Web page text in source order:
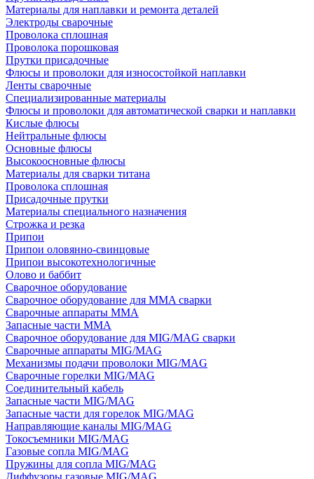
Материалы для наплавки и ремонта деталей
Электроды сварочные
Проволока сплошная
Проволока порошковая
Прутки присадочные
Флюсы и проволоки для износостойкой наплавки
Ленты сварочные
Специализированные материалы
Флюсы и проволоки для автоматической сварки и наплавки
Кислые флюсы
Нейтральные флюсы
Основные флюсы
Высокоосновные флюсы
Материалы для сварки титана
Проволока сплошная
Присадочные прутки
Материалы специального назначения
Строжка и резка
Припои
Припои оловянно-свинцовые
Припои высокотехнологичные
Олово и баббит
Сварочное оборудование
Сварочное оборудование для MMA сварки
Сварочные аппараты MMA
Запасные части MMA
Сварочное оборудование для MIG/MAG сварки
Сварочные аппараты MIG/MAG
Механизмы подачи проволоки MIG/MAG
Сварочные горелки MIG/MAG
Соединительный кабель
Запасные части MIG/MAG
Запасные части для горелок MIG/MAG
Направляющие каналы MIG/MAG
Токосъемники MIG/MAG
Газовые сопла MIG/MAG
Пружины для сопла MIG/MAG
Диффузоры газовые MIG/MAG